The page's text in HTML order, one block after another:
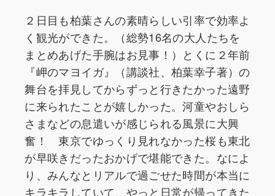
２日目も柏葉さんの素晴らしい引率で効率よ
く観光ができた。（総勢16名の大人たちを
まとめあげた手腕はお見事！）とくに２年前
『岬のマヨイガ』（講談社、柏葉幸子著）の
舞台を拝見してからずっと行きたかった遠野
に来られたことが嬉しかった。河童やおしら
さまなどの息遣いが感じられる風景に大興
奮！ 東京でゆっくり見れなかった桜も東北
が早咲きだったおかげで堪能できた。なによ
り、みんなとリアルで過ごせた時間が本当に
キラキラしていて、やっと日常が帰ってきた